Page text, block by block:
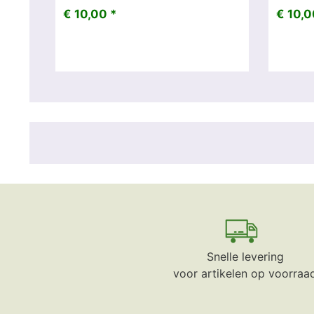
€ 10,00 * €
Snelle levering
voor artikelen op